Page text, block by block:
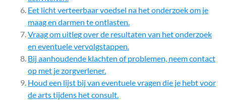
Eet licht verteerbaar voedsel na het onderzoek om je
maag en darmen te ontlasten.
Vraag om uitleg over de resultaten van het onderzoek
en eventuele vervolgstappen.
Bij aanhoudende klachten of problemen, neem contact
op met je zorgverlener.
Houd een lijst bij van eventuele vragen die je hebt voor
de arts tijdens het consult.